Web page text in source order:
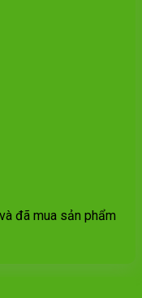
đã mua sản phẩm